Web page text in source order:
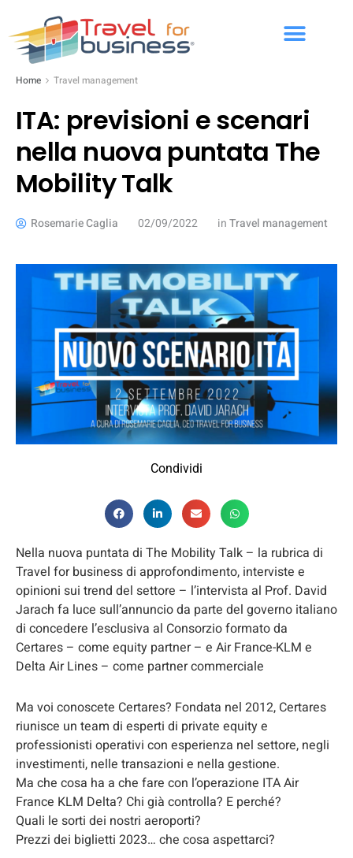
Home Travel management
ITA: previsioni e scenari
nella nuova puntata The
Mobility Talk
Rosemarie Caglia 02/09/2022 inTravel management
Condividi
Nella nuova puntata di The Mobility Talk – la rubrica di
Travel for business di approfondimento, interviste e
opinioni sui trend del settore – l’intervista al Prof. David
Jarach fa luce sull’annuncio da parte del governo italiano
di concedere l’esclusiva al Consorzio formato da
Certares – come equity partner – e Air France-KLM e
Delta Air Lines – come partner commerciale
Ma voi conoscete Certares? Fondata nel 2012, Certares
riunisce un team di esperti di private equity e
professionisti operativi con esperienza nel settore, negli
investimenti, nelle transazioni e nella gestione.
Ma che cosa ha a che fare con l’operazione ITA Air
France KLM Delta? Chi già controlla? E perché?
Quali le sorti dei nostri aeroporti?
Prezzi dei biglietti 2023… che cosa aspettarci?